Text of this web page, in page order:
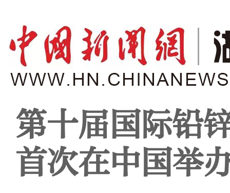
第十届国际铅
首次在中国举